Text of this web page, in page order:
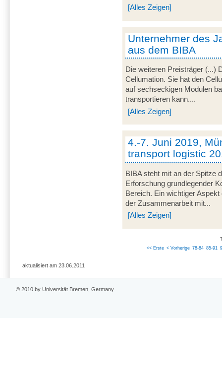
[Alles Zeigen]
Unternehmer des
aus dem BIBA
Die weiteren Preisträger (...)
Cellumation. Sie hat den
auf sechseckigen Modulen
transportieren kann....
[Alles Zeigen]
4.-7. Juni 2019,
transport logistic
BIBA steht mit an der Spitze
Erforschung grundlegender
Bereich. Ein wichtiger
der Zusammenarbeit mit...
[Alles Zeigen]
<< Erste < Vorherige 78-84 85-91
aktualisiert am 23.06.2011
© 2010 by Universität Bremen, Germany